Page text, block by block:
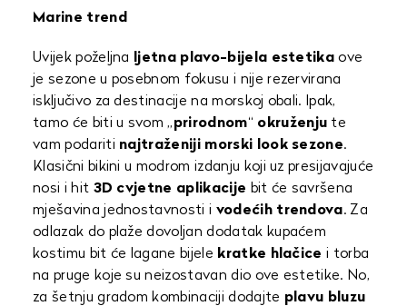
Marine trend
Uvijek poželjna ljetna plavo-bijela estetika ove
je sezone u posebnom fokusu i nije rezervirana
isključivo za destinacije na morskoj obali. Ipak,
tamo će biti u svom „prirodnom“ okruženju te
vam podariti najtraženiji morski look sezone.
Klasični bikini u modrom izdanju koji uz presijavajuće
nosi i hit 3D cvjetne aplikacije bit će savršena
mješavina jednostavnosti i vodećih trendova. Za
odlazak do plaže dovoljan dodatak kupaćem
kostimu bit će lagane bijele kratke hlačice i torba
na pruge koje su neizostavan dio ove estetike. No,
za šetnju gradom kombinaciji dodajte plavu bluzu